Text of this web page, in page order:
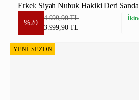
Erkek Siyah Nubuk Hakiki Deri
%20
4.999,90 TL
3.999,90 TL
YENİ SEZON